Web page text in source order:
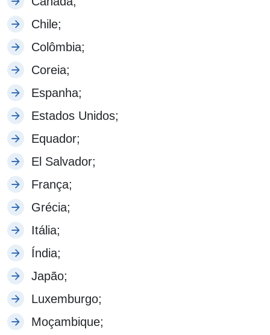
Chile;
Colômbia;
Coreia;
Espanha;
Estados Unidos;
Equador;
El Salvador;
França;
Grécia;
Itália;
Índia;
Japão;
Luxemburgo;
Moçambique;